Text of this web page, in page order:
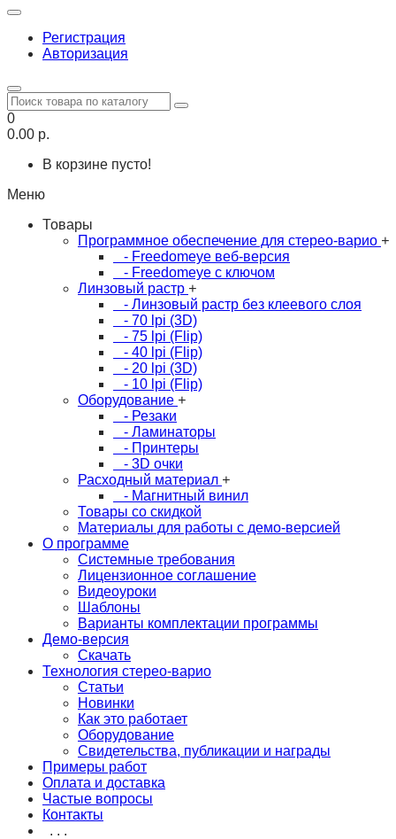
Регистрация
Авторизация
0
0.00 р.
В корзине пусто!
Меню
Товары
Программное обеспечение для стерео-варио +
- Freedomeye веб-версия
- Freedomeye с ключом
Линзовый растр +
- Линзовый растр без клеевого слоя
- 70 lpi (3D)
- 75 lpi (Flip)
- 40 lpi (Flip)
- 20 lpi (3D)
- 10 lpi (Flip)
Оборудование +
- Резаки
- Ламинаторы
- Принтеры
- 3D очки
Расходный материал +
- Магнитный винил
Товары со скидкой
Материалы для работы с демо-версией
О программе
Системные требования
Лицензионное соглашение
Видеоуроки
Шаблоны
Варианты комплектации программы
Демо-версия
Скачать
Технология стерео-варио
Статьи
Новинки
Как это работает
Оборудование
Свидетельства, публикации и награды
Примеры работ
Оплата и доставка
Частые вопросы
Контакты
. . .